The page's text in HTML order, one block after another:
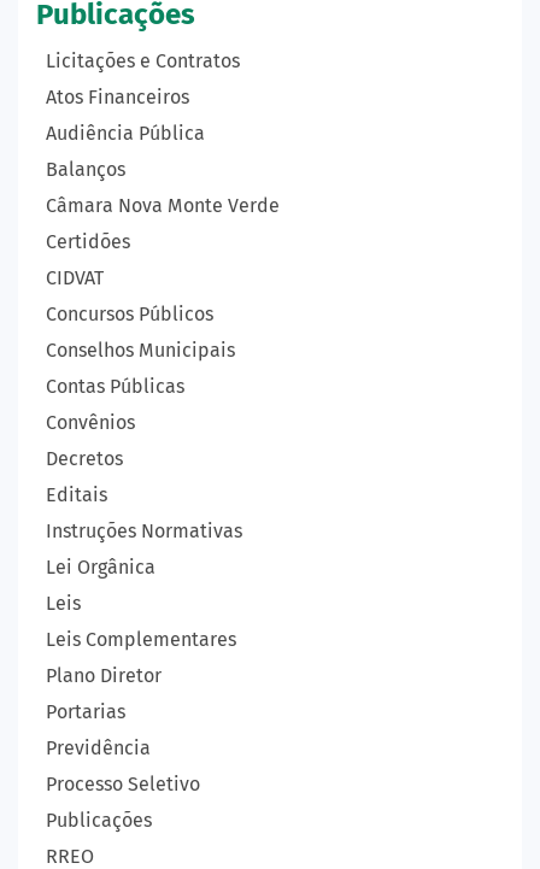
Publicações
Licitações e Contratos
Atos Financeiros
Audiência Pública
Balanços
Câmara Nova Monte Verde
Certidões
CIDVAT
Concursos Públicos
Conselhos Municipais
Contas Públicas
Convênios
Decretos
Editais
Instruções Normativas
Lei Orgânica
Leis
Leis Complementares
Plano Diretor
Portarias
Previdência
Processo Seletivo
Publicações
RREO